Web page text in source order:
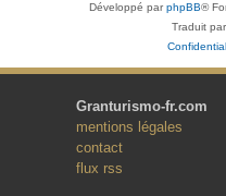
Développé parphpBB®
Traduit
Granturismo-fr.com
mentions légales
contact
flux rss